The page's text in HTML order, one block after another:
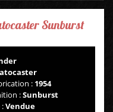
Sunburst
: 1954
:Sunburst
:Vendue